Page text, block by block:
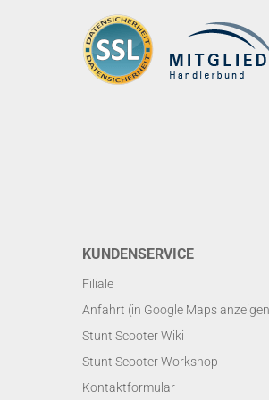
KUNDENSERVICE
Filiale
Anfahrt (in Google Maps
Stunt Scooter Wiki
Stunt Scooter Workshop
Kontaktformular